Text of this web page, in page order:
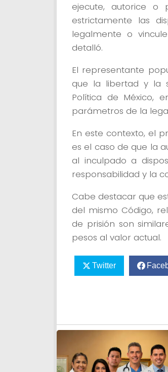
ejecute, autorice o
estrictamente las
legalmente o
detalló.
El representante
que la libertad y la
Política de México,
parámetros de la
En este contexto, el
es el caso de que la
al inculpado a
responsabilidad y la
Cabe destacar que
del mismo Código,
de prisión son
pesos al valor actual.
Twitter